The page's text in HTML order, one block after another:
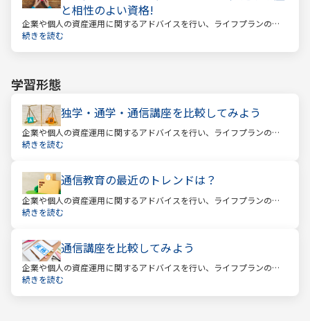
と相性のよい資格!
企業や個人の資産運用に関するアドバイスを行い、ライフプランの設
計を提案するファイナンシャルプランナー
続きを読む
学習形態
独学・通学・通信講座を比較してみよう
企業や個人の資産運用に関するアドバイスを行い、ライフプランの設
計を提案するファイナンシャルプランナー。
続きを読む
通信教育の最近のトレンドは？
企業や個人の資産運用に関するアドバイスを行い、ライフプランの設
計を提案するファイナンシャルプランナー。
続きを読む
通信講座を比較してみよう
企業や個人の資産運用に関するアドバイスを行い、ライフプランの設
計を提案するファイナンシャルプランナー。
続きを読む